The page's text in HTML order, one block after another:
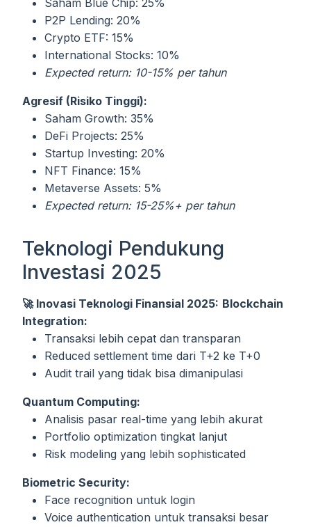
Saham Blue Chip: 25%
P2P Lending: 20%
Crypto ETF: 15%
International Stocks: 10%
Expected return: 10-15% per tahun
Agresif (Risiko Tinggi):
Saham Growth: 35%
DeFi Projects: 25%
Startup Investing: 20%
NFT Finance: 15%
Metaverse Assets: 5%
Expected return: 15-25%+ per tahun
Teknologi Pendukung
Investasi 2025
🚀 Inovasi Teknologi Finansial 2025: Blockchain
Integration:
Transaksi lebih cepat dan transparan
Reduced settlement time dari T+2 ke T+0
Audit trail yang tidak bisa dimanipulasi
Quantum Computing:
Analisis pasar real-time yang lebih akurat
Portfolio optimization tingkat lanjut
Risk modeling yang lebih sophisticated
Biometric Security:
Face recognition untuk login
Voice authentication untuk transaksi besar